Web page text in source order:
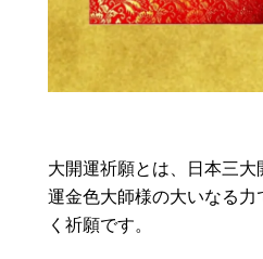
大開運祈願とは、日本三大
運金色大師様の大いなる力
く祈願です。